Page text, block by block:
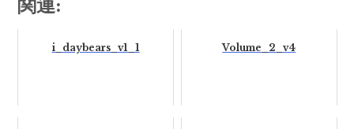
関連:
i_daybears_v1_1 Volume_2_v4